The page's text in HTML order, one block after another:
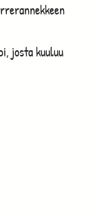
josta kuuluu